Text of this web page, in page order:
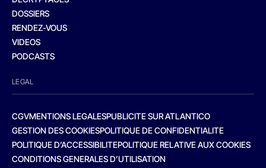
DOSSIERS
RENDEZ-VOUS
VIDEOS
PODCASTS
LEGAL
CGVMENTIONS LEGALESPUBLICITE SUR ATLANTICO
GESTION DES COOKIESPOLITIQUE DE CONFIDENTIALITE
POLITIQUE D’ACCESSIBILITEPOLITIQUE RELATIVE AUX COOKIES
CONDITIONS GENERALES D’UTILISATION